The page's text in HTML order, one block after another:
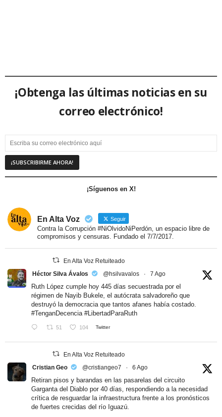
¡Obtenga las últimas noticias en su
correo electrónico!
¡Síguenos en X!
En Alta Voz Seguir
Contra la Corrupción #NiOlvidoNiPerdón, un espacio libre de
compromisos y censuras. Fundado el 7/7/2017.
En Alta Voz Retuiteado
Héctor Silva Ávalos
@hsilvavalos · 7 Ago
Ruth López cumple hoy 445 días secuestrada por el
régimen de Nayib Bukele, el autócrata salvadoreño que
destruyó la democracia que tantos afanes había costado.
#TenganDecencia #LibertadParaRuth
51 104 Twitter
En Alta Voz Retuiteado
Cristian Geo
@cristiangeo7 · 6 Ago
Retiran pisos y barandas en las pasarelas del circuito
Garganta del Diablo por 40 días, respondiendo a la necesidad
crítica de resguardar la infraestructura frente a los pronósticos
de fuertes crecidas del río Iguazú.